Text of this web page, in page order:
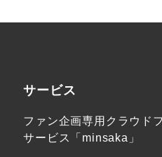
サービス
ファン企画専用クラウド
サービス「minsaka」